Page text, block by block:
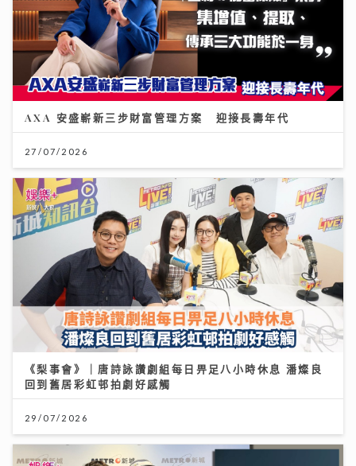
AXA 安盛嶄新三步財富管理方案 迎接長壽年代
27/07/2026
《梨事會》｜唐詩詠讚劇組每日畀足八小時休息 潘燦良
回到舊居彩虹邨拍劇好感觸
29/07/2026